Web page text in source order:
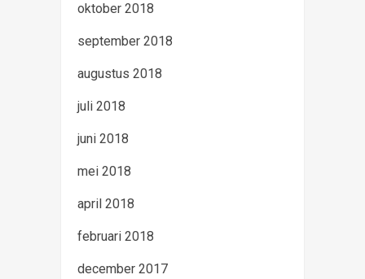
oktober 2018
september 2018
augustus 2018
juli 2018
juni 2018
mei 2018
april 2018
februari 2018
december 2017